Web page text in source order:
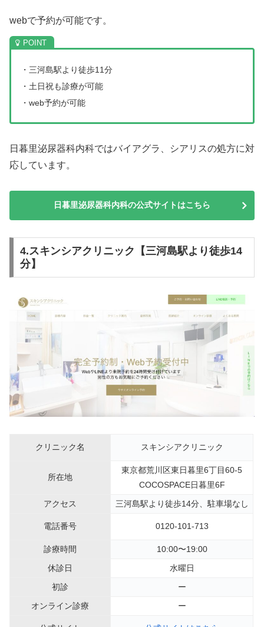
webで予約が可能です。
・三河島駅より徒歩11分
・土日祝も診療が可能
・web予約が可能
日暮里泌尿器科内科ではバイアグラ、シアリスの処方に対
応しています。
日暮里泌尿器科内科の公式サイトはこちら
4.スキンシアクリニック【三河島駅より徒歩14
分】
クリニック名 スキンシアクリニック
所在地
東京都荒川区東日暮里6丁目60-5
COCOSPACE日暮里6F
アクセス
三河島駅より徒歩14分、駐車場なし
電話番号 0120-101-713
診療時間
10:00〜19:00
休診日
水曜日
初診
ー
オンライン診療
ー